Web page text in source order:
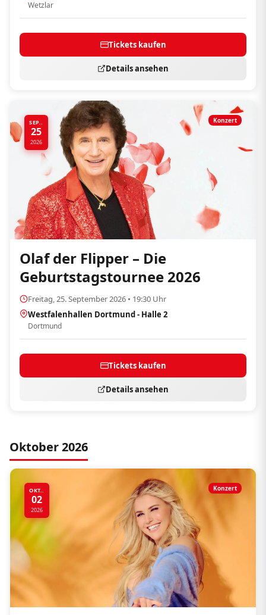
Wetzlar
Tickets kaufen
Details ansehen
SEP..
25
2026
Konzert
Olaf der Flipper – Die
Geburtstagstournee 2026
Freitag, 25. September 2026 • 19:30 Uhr
Westfalenhallen Dortmund - Halle 2
Dortmund
Tickets kaufen
Details ansehen
Oktober 2026
OKT..
02
2026
Konzert